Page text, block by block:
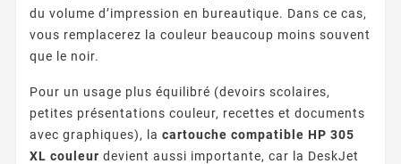
du volume d’impression en bureautique. Dans ce cas,
vous remplacerez la couleur beaucoup moins souvent
que le noir.
Pour un usage plus équilibré (devoirs scolaires,
petites présentations couleur, recettes et documents
avec graphiques), la cartouche compatible HP 305
XL couleur devient aussi importante, car la DeskJet